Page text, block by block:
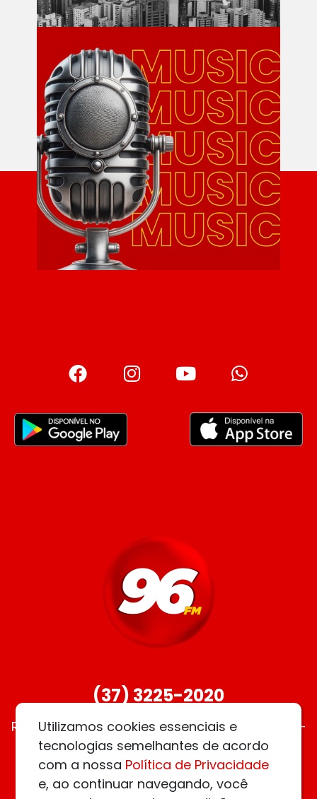
(37) 3225-2020
Rua Rodrigues Alves, 225 – Apto. 101 – Centro –
Nova Serrana – MG
Utilizamos cookies essenciais e
tecnologias semelhantes de acordo
com a nossa Política de Privacidade
e, ao continuar navegando, você